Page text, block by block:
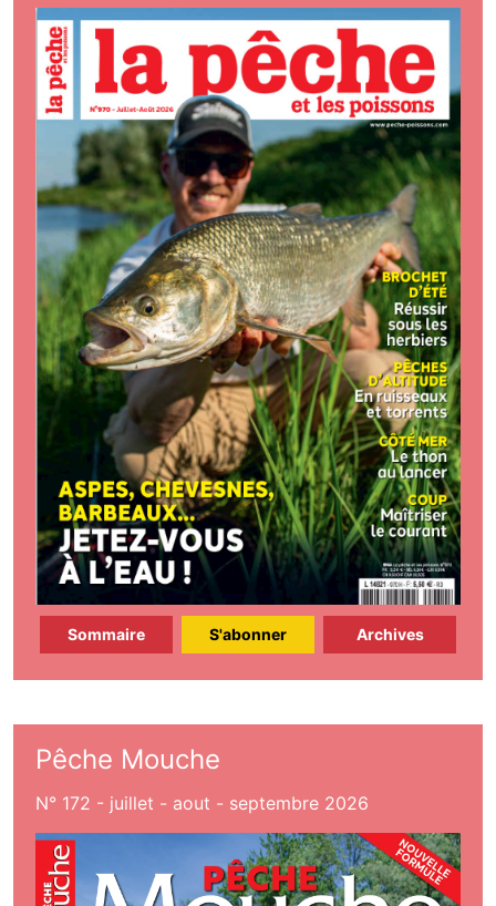
Sommaire S'abonner Archives
Pêche Mouche
N° 172 - juillet - aout - septembre 2026